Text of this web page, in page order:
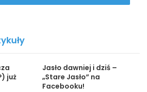
Jaslonet.pl na Facebook’u!
już
Jasło dawniej i dziś –
„Stare Jasło” na
Facebooku!